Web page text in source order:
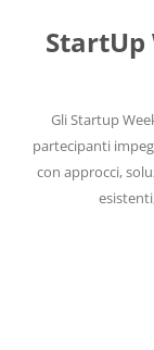
contenuto
StartUp
Gli Startup
partecipanti
con approcci,